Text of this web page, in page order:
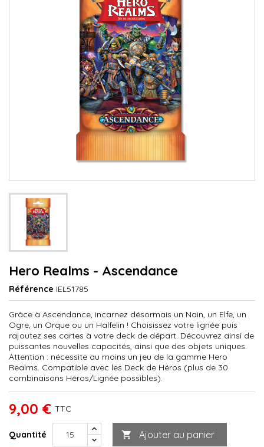
Hero Realms - Ascendance
Référence IEL51785
Grâce à Ascendance, incarnez désormais un Nain, un Elfe, un
Ogre, un Orque ou un Halfelin ! Choisissez votre lignée puis
rajoutez ses cartes à votre deck de départ. Découvrez ainsi de
puissantes nouvelles capacités, ainsi que des objets uniques.
Attention : nécessite au moins un jeu de la gamme Hero
Realms. Compatible avec les Deck de Héros (plus de 30
combinaisons Héros/Lignée possibles).
9,00 € TTC
Quantité  Ajouter au panier